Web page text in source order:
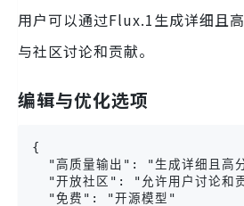
用户可以通过Flux.1生成详细且
与社区讨论和贡献。
编辑与优化选项
{
"高质量输出": "生成详细且高
"开放社区": "允许用户讨论和
  "免费": "开源模型"